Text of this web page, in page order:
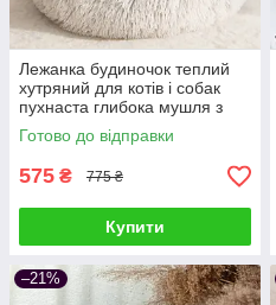
Лежанка будиночок теплий
хутряний для котів і собак
пухнаста глибока мушля з
капюшоном 40
Готово до відправки
575 ₴ 775 ₴
Купити
–21%